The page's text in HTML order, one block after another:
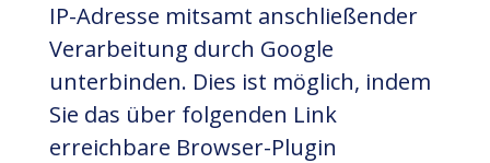
IP-Adresse mitsamt anschließender
Verarbeitung durch Google
unterbinden. Dies ist möglich, indem
Sie das über folgenden Link
erreichbare Browser-Plugin